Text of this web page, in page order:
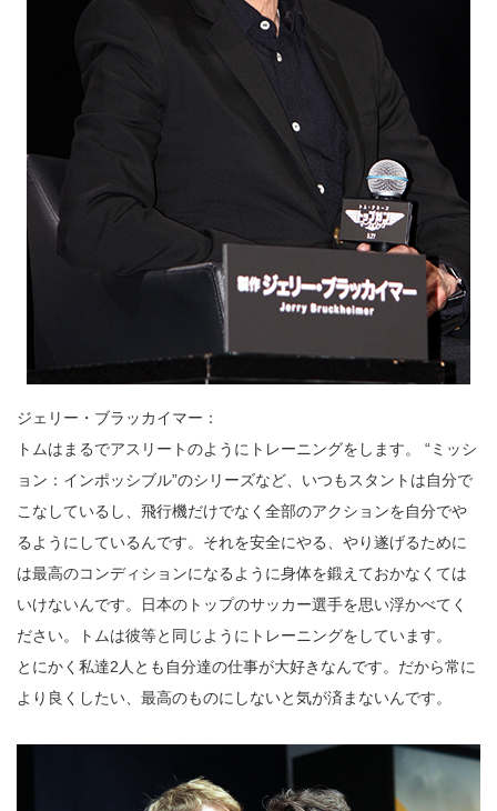
ジェリー・ブラッカイマー：
トムはまるでアスリートのようにトレーニングをします。 “ミッシ
ョン：インポッシブル”のシリーズなど、いつもスタントは自分で
こなしているし、飛行機だけでなく全部のアクションを自分でや
るようにしているんです。それを安全にやる、やり遂げるために
は最高のコンディションになるように身体を鍛えておかなくては
いけないんです。日本のトップのサッカー選手を思い浮かべてく
ださい。トムは彼等と同じようにトレーニングをしています。
とにかく私達2人とも自分達の仕事が大好きなんです。だから常に
より良くしたい、最高のものにしないと気が済まないんです。